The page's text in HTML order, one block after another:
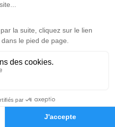
Hommages
hommage est
Je rends hommage
Voueize